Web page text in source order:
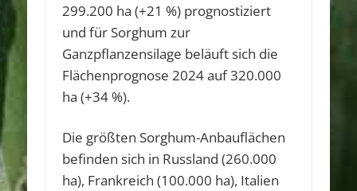
299.200 ha (+21 %) prognostiziert
und für Sorghum zur
Ganzpflanzensilage beläuft sich die
Flächenprognose 2024 auf 320.000
ha (+34 %).
Die größten Sorghum-Anbauflächen
befinden sich in Russland (260.000
ha), Frankreich (100.000 ha), Italien